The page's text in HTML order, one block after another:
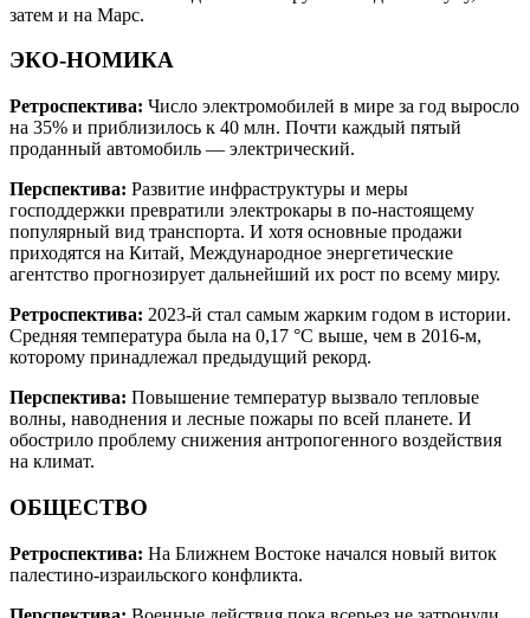
затем и на Марс.
ЭКО-НОМИКА
Ретроспектива: Число электромобилей в мире за год выросло
на 35% и приблизилось к 40 млн. Почти каждый пятый
проданный автомобиль — электрический.
Перспектива: Развитие инфраструктуры и меры
господдержки превратили электрокары в по-настоящему
популярный вид транспорта. И хотя основные продажи
приходятся на Китай, Международное энергетические
агентство прогнозирует дальнейший их рост по всему миру.
Ретроспектива: 2023-й стал самым жарким годом в истории.
Средняя температура была на 0,17 °C выше, чем в 2016-м,
которому принадлежал предыдущий рекорд.
Перспектива: Повышение температур вызвало тепловые
волны, наводнения и лесные пожары по всей планете. И
обострило проблему снижения антропогенного воздействия
на климат.
ОБЩЕСТВО
Ретроспектива: На Ближнем Востоке начался новый виток
палестино-израильского конфликта.